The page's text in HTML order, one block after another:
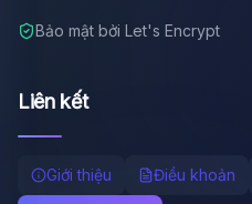
Bảo mật bởi Let's Encrypt
Liên kết
Giới thiệu Điều khoản